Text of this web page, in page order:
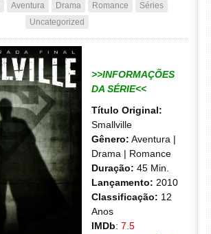
Aventura Drama Romance
Séries
Uncategorized
>>INFORMAÇÕES
DA SÉRIE<<
Título Original:
Smallville
Gênero: Aventura |
Drama | Romance
Duração: 45 Min.
Lançamento: 2010
Classificação: 12
Anos
IMDb: 7.5